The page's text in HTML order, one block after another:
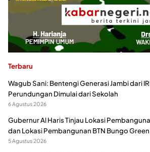
Terbaru
Wagub Sani: Bentengi Generasi Jambi dari
Perundungan Dimulai dari Sekolah
6 Agustus 2026
Gubernur Al Haris Tinjau Lokasi
dan Lokasi Pembangunan BTN Bungo
5 Agustus 2026